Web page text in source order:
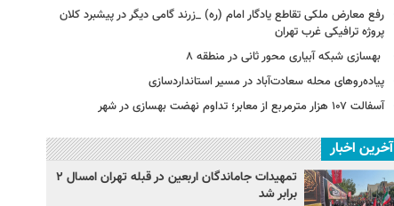
رفع معارض ملکی تقاطع یادگار امام (ره) _زرند گامی دیگر در پیشبرد کلان
پروژه‌ ترافیکی غرب تهران
بهسازی شبکه آبیاری محور ثانی در منطقه ۸
پیاده‌روهای محله سعادت‌آباد در مسیر استانداردسازی
آسفالت ۱۰۷ هزار مترمربع از معابر؛ تداوم نهضت بهسازی در شهر
آخرین اخبار
تمهیدات جاماندگان اربعین در قبله تهران امسال ۲
برابر شد